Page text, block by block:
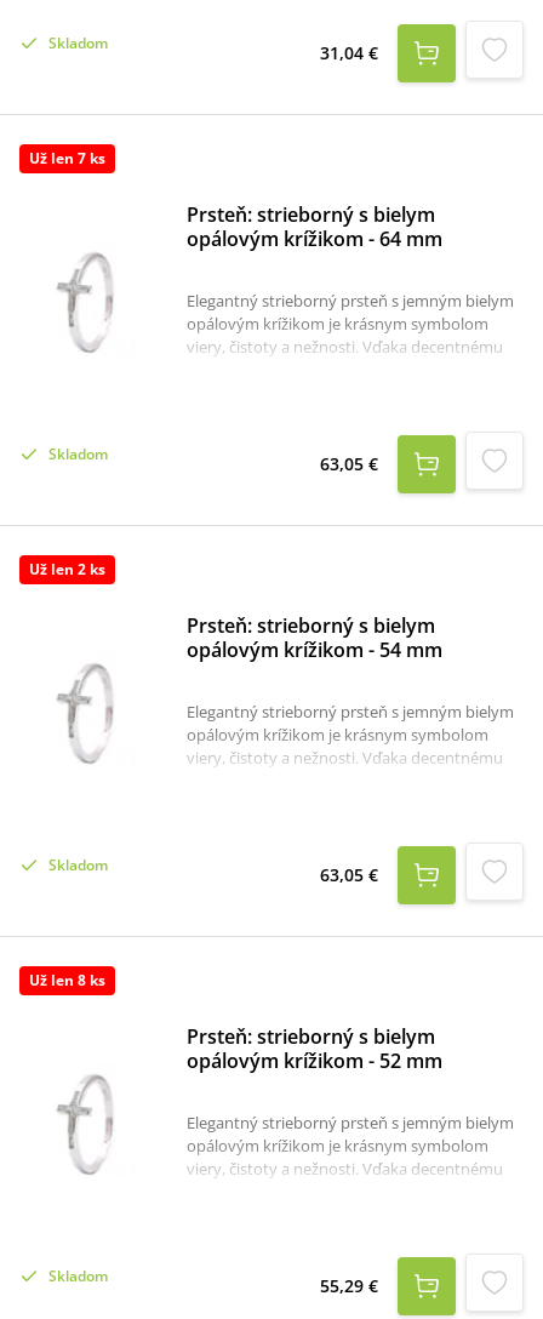
dispozícii je aj krabička, ktorú je potrebné v
prípade záujmu samostane objednať tu:
krabička na strieborné šperky
Skladom 31,04 €
Už len 7 ks
Prsteň: strieborný s bielym
opálovým krížikom - 64 mm
Elegantný strieborný prsteň s jemným bielym
opálovým krížikom je krásnym symbolom
viery, čistoty a nežnosti. Vďaka decentnému
ktorý dodáva šperku jemný lesk a elegantný
vzhľad.Materiál: striebro 925/1000 s
rhódiovanou povrchovou úpravou,
Skladom 63,05 €
Už len 2 ks
Prsteň: strieborný s bielym
opálovým krížikom - 54 mm
Elegantný strieborný prsteň s jemným bielym
opálovým krížikom je krásnym symbolom
viery, čistoty a nežnosti. Vďaka decentnému
ktorý dodáva šperku jemný lesk a elegantný
vzhľad.Materiál: striebro 925/1000 s
rhódiovanou povrchovou úpravou,
Skladom 63,05 €
Už len 8 ks
Prsteň: strieborný s bielym
opálovým krížikom - 52 mm
Elegantný strieborný prsteň s jemným bielym
opálovým krížikom je krásnym symbolom
viery, čistoty a nežnosti. Vďaka decentnému
ktorý dodáva šperku jemný lesk a elegantný
vzhľad.Materiál: striebro 925/1000 s
rhódiovanou povrchovou úpravou,
Skladom 55,29 €